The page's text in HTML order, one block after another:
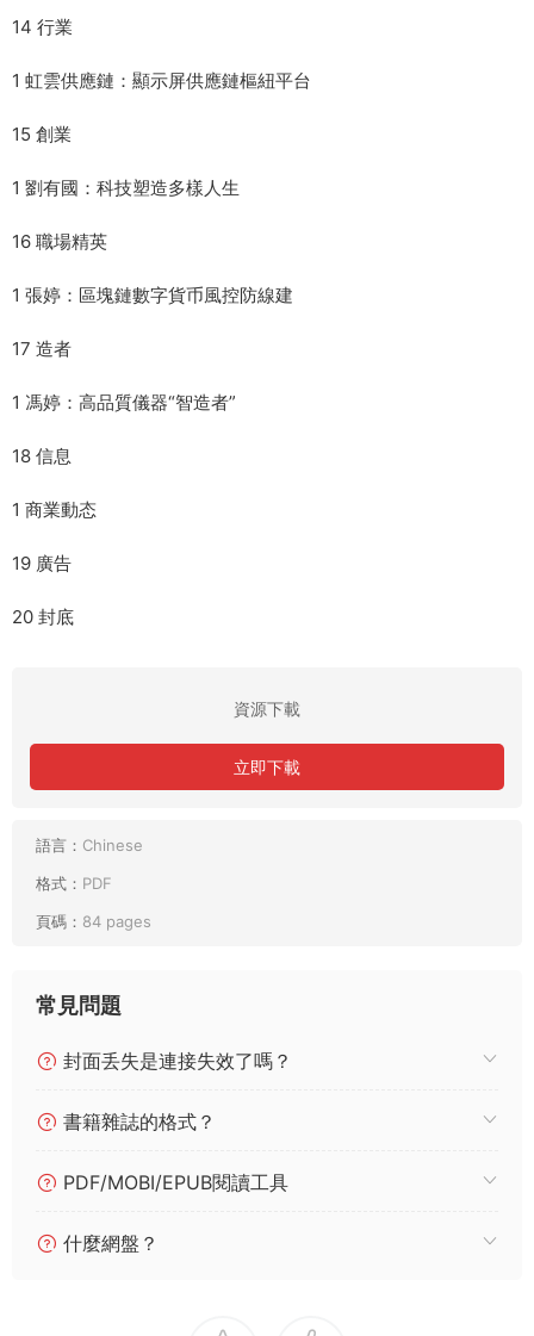
14 行業
1 虹雲供應鏈：顯示屏供應鏈樞紐平台
15 創業
1 劉有國：科技塑造多樣人生
16 職場精英
1 張婷：區塊鏈數字貨币風控防線建
17 造者
1 馮婷：高品質儀器“智造者”
18 信息
1 商業動态
19 廣告
20 封底
資源下載
立即下載
語言： Chinese
格式： PDF
頁碼： 84 pages
常見問題
封面丢失是連接失效了嗎？
書籍雜誌的格式？
PDF/MOBI/EPUB閱讀工具
什麼網盤？